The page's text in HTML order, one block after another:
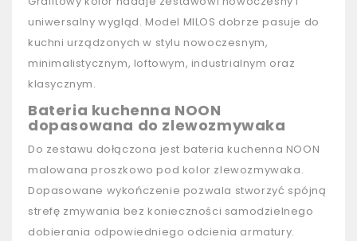
uniwersalny wygląd. Model MILOS dobrze pasuje do
kuchni urządzonych w stylu nowoczesnym,
minimalistycznym, loftowym, industrialnym oraz
klasycznym.
Bateria kuchenna NOON
dopasowana do zlewozmywaka
Do zestawu dołączona jest bateria kuchenna NOON
malowana proszkowo pod kolor zlewozmywaka.
Dopasowane wykończenie pozwala stworzyć spójną
strefę zmywania bez konieczności samodzielnego
dobierania odpowiedniego odcienia armatury.